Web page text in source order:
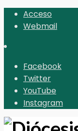
Acceso
Webmail
Facebook
Twitter
YouTube
Instagram